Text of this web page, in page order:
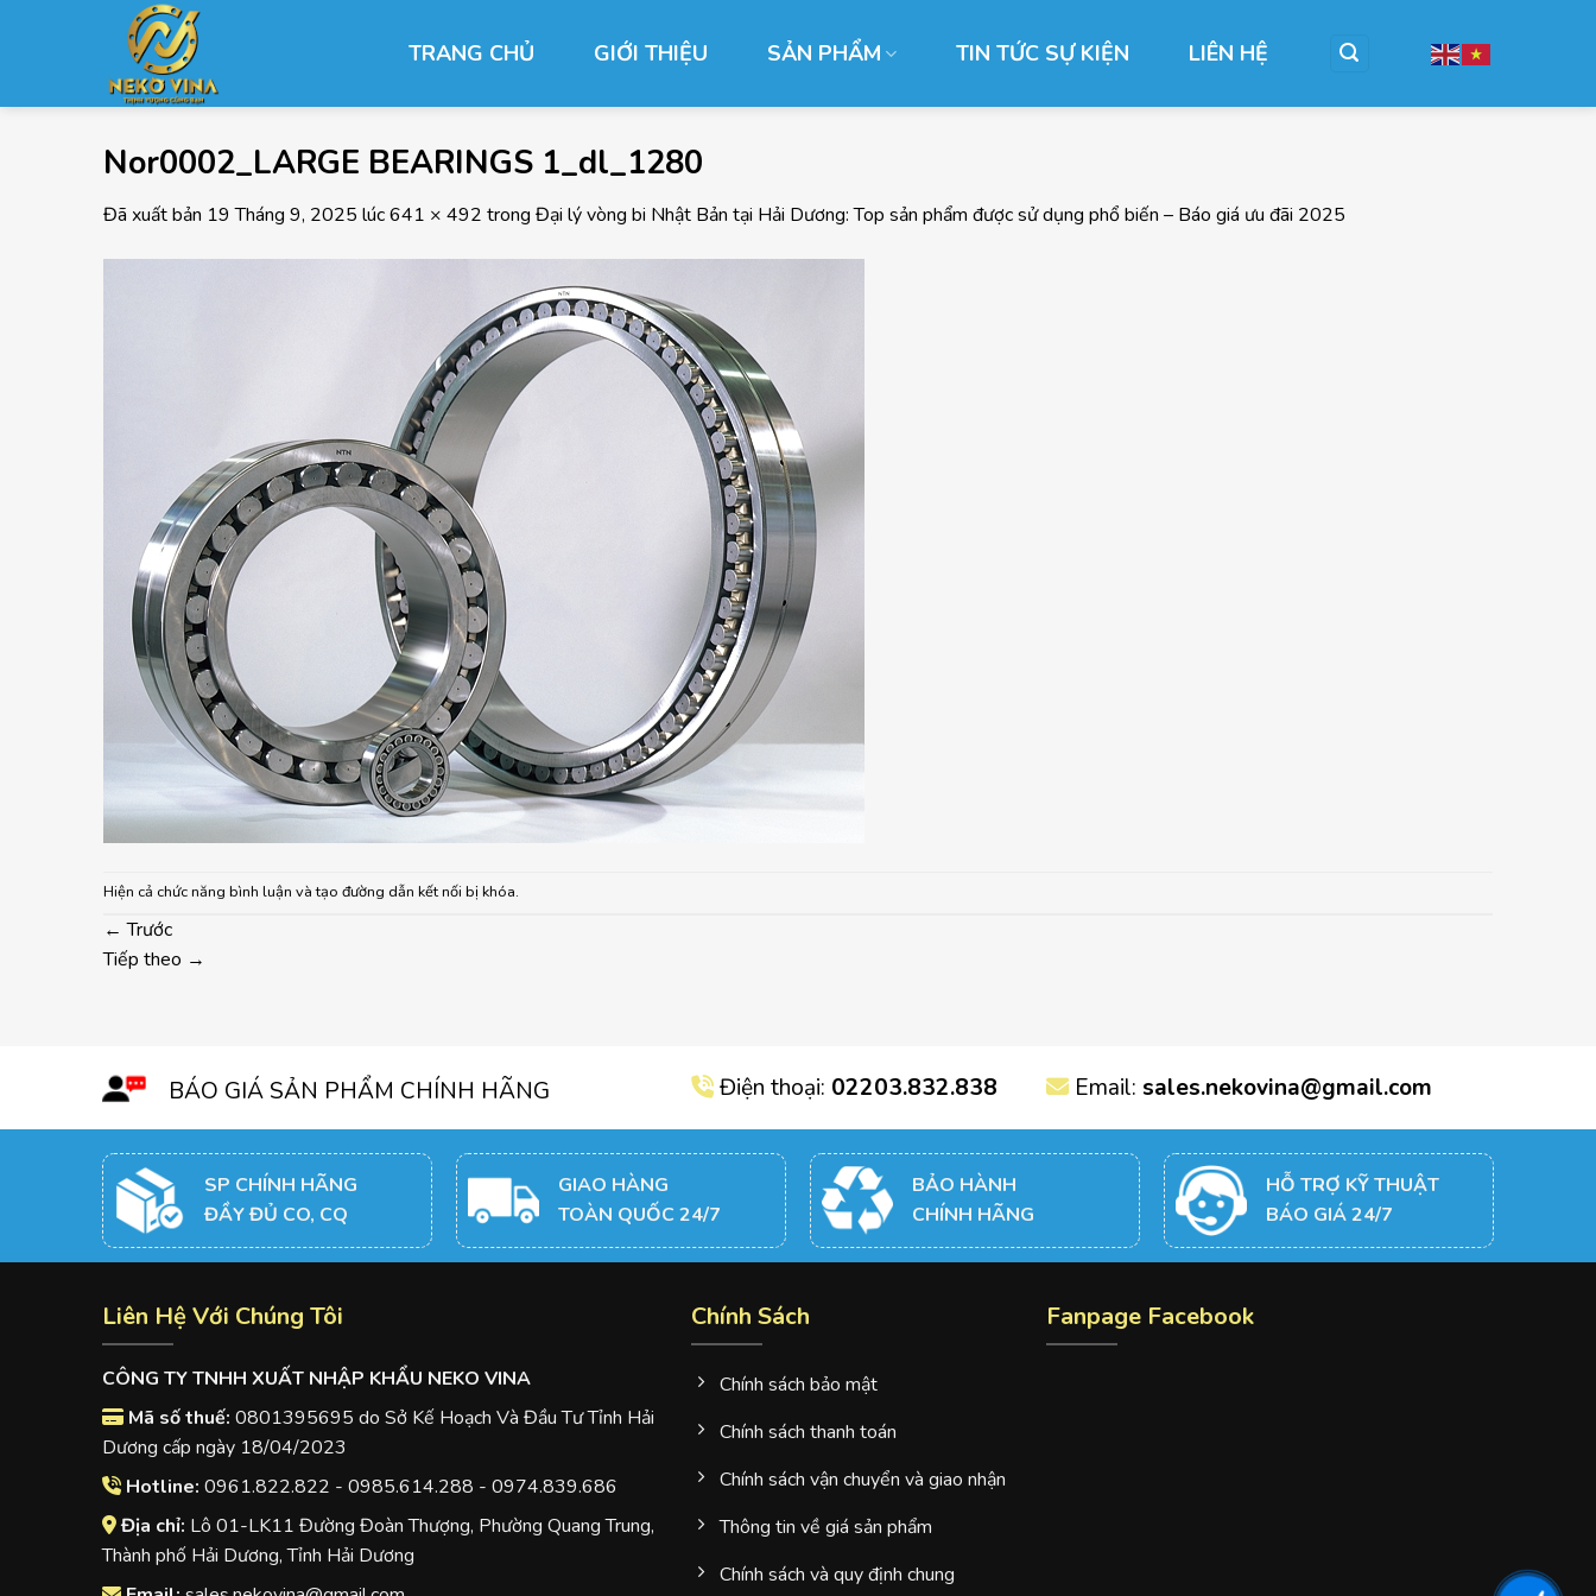
dung
TRANG CHỦ GIỚI THIỆU SẢN PHẨM TIN TỨC SỰ KIỆN LIÊN HỆ
Nor0002_LARGE BEARINGS 1_dl_1280
Đã xuất bản 19 Tháng 9, 2025 lúc641 × 492 trong Đại lý vòng bi Nhật Bản tại Hải Dương: Top sản phẩm được sử dụng phổ biến – Báo giá ưu đãi 2025
Hiện cả chức năng bình luận và tạo đường dẫn kết nối bị khóa.
← Trước
Tiếp theo →
BÁO GIÁ SẢN PHẨM CHÍNH HÃNG Điện thoại: 02203.832.838 Email: sales.nekovina@gmail.com
SP CHÍNH HÃNG
ĐẦY ĐỦ CO, CQ
GIAO HÀNG
TOÀN QUỐC 24/7
BẢO HÀNH
CHÍNH HÃNG
HỖ TRỢ KỸ THUẬT
BÁO GIÁ 24/7
Liên Hệ Với Chúng Tôi
CÔNG TY TNHH XUẤT NHẬP KHẨU NEKO VINA
Mã số thuế: 0801395695 do Sở Kế Hoạch Và Đầu Tư Tỉnh Hải
Dương cấp ngày 18/04/2023
Hotline: 0961.822.822 - 0985.614.288 - 0974.839.686
Địa chỉ: Lô 01-LK11 Đường Đoàn Thượng, Phường Quang Trung,
Thành phố Hải Dương, Tỉnh Hải Dương
Chính Sách
Chính sách bảo mật
Chính sách thanh toán
Chính sách vận chuyển và giao nhận
Thông tin về giá sản phẩm
Chính sách và quy định chung
Fanpage Facebook